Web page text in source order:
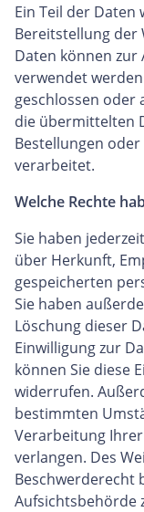
Ein Teil der
Bereitstellung der
Daten können zur
verwendet
geschlossen oder
die übermittelten
Bestellungen
verarbeitet.
Welche Rechte
Sie haben
über Herkunft,
gespeicherten
Sie haben
Löschung dieser
Einwilligung zur
können Sie diese
widerrufen.
bestimmten
Verarbeitung
verlangen. Des
Beschwerderecht
Aufsichtsbehörde